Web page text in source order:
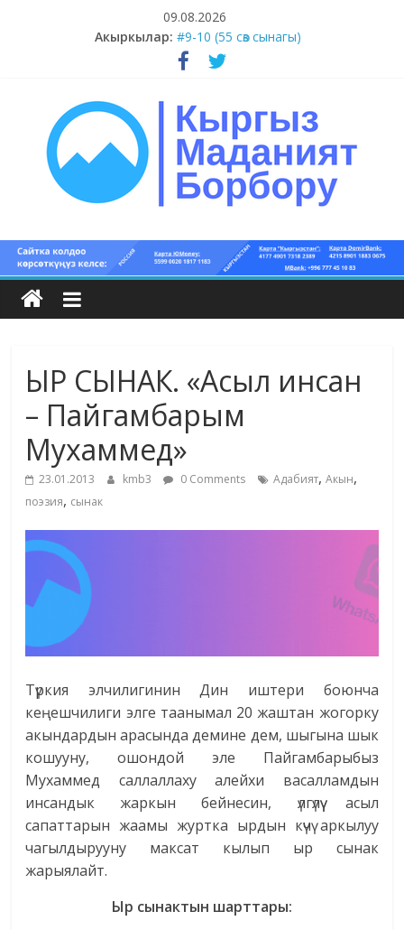
09.08.2026
Акыркылар: #9-10 (55 сөз сынагы)
#5-8 (55 сөз сынагы)
#1-4 (55 сөз сынагы)
#11-12 (55 сөз сынагы)
Кыргыз
маданият
Кыргыз
маданияты
жана
адабияты
ЫР СЫНАК. «Асыл инсан
– Пайгамбарым
Мухаммед»
23.01.2013 kmb3 0 Comments Адабият,Акын,
поэзия, сынак
Түркия элчилигинин Дин иштери боюнча
кеңешчилиги элге таанымал 20 жаштан жогорку
акындардын арасында демине дем, шыгына шык
кошууну, ошондой эле Пайгамбарыбыз
Мухаммед саллаллаху алейхи васалламдын
инсандык жаркын бейнесин, үлгүлүү асыл
сапаттарын жаамы журтка ырдын күчү аркылуу
чагылдырууну максат кылып ыр сынак
жарыялайт.
Ыр сынактын шарттары: